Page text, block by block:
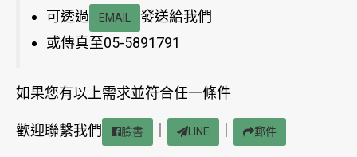
可透過
EMAIL
發送給我們
或傳真至05-5891791
如果您有以上需求並符合任一條件
歡迎聯繫我們 臉書 LINE 郵件